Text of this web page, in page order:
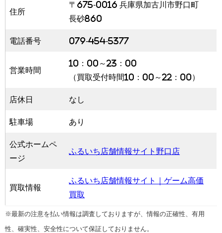
住所
〒675-0016 兵庫県加古川市野口町
長砂860
電話番号 079-454-5377
営業時間
10：00～23：00
（買取受付時間10：00～22：00）
店休日 なし
駐車場 あり
公式ホームペ
ージ
ふるいち店舗情報サイト野口店
買取情報
ふるいち店舗情報サイト｜ゲーム高価
買取
※最新の注意を払い情報は調査しておりますが、情報の正確性、有用
性、確実性、安全性について保証しておりません。